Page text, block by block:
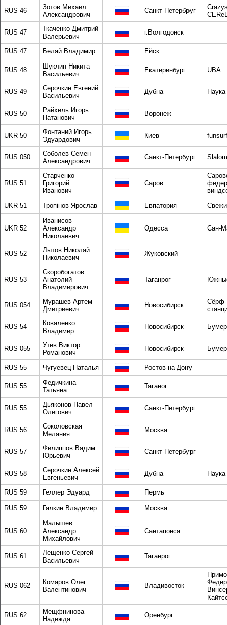
RUS 46
Зотов Михаил
Александрович
Санкт-Петербруг
RUS 47
Ткаченко Дмитрий
Валерьевич
г.Волгодонск
RUS 47 Беляй Владимир Ейск
RUS 48
Шуклин Никита
Васильевич
Екатеринбург UBA
RUS 49
Серочкин Евгений
Васильевич
Дубна Наука
RUS 50
Райхель Игорь
Натанович
Воронеж
UKR 50
Фонтаний Игорь
Эдуардович
Киев funsurf
RUS 050
Соболев Семен
Александрович
Санкт-Петербург
RUS 51
Старченко
Григорий
Иванович
Саров
UKR 51
Тропінов Ярослав Евпатория
UKR 52
Иванисов
Александр
Николаевич
Одесса Сан-
RUS 52
Лытов Николай
Николаевич
Жуковский
RUS 53
Скоробогатов
Анатолий
Владимирович
Таганрог
RUS 054
Мурашев Артем
Дмитриевич
Новосибирск
Сёрф-
RUS 54
Коваленко
Владимир
Новосибирск
RUS 055
Утев Виктор
Романович
Новосибирск
RUS 55 Чугуевец Наталья Ростов-на-Дону
RUS 55
Федичкина
Татьяна
Таганог
RUS 55
Дьяконов Павел
Олегович
Санкт-Петербург
RUS 56
Соколовская
Мелания
Москва
RUS 57
Филиппов Вадим
Юрьевич
Санкт-Петербург
RUS 58
Серочкин Алексей
Евгеньевич
Дубна Наука
RUS 59 Геллер Эдуард Пермь
RUS 59 Галкин Владимир Москва
RUS 60
Малышев
Александр
Михайлович
Сантапонса
RUS 61
Лещенко Сергей
Васильевич
Таганрог
RUS 062
Комаров Олег
Валентинович
Владивосток
RUS 62
Мещфнинова
Надежда
Оренбург